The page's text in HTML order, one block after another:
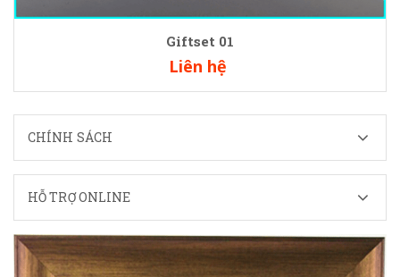
Giftset 01
Liên hệ
CHÍNH SÁCH
HỖ TRỢ ONLINE